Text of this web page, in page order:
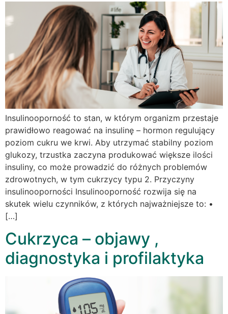
Insulinooporność to stan, w którym organizm przestaje
prawidłowo reagować na insulinę – hormon regulujący
poziom cukru we krwi. Aby utrzymać stabilny poziom
glukozy, trzustka zaczyna produkować większe ilości
insuliny, co może prowadzić do różnych problemów
zdrowotnych, w tym cukrzycy typu 2. Przyczyny
insulinooporności Insulinooporność rozwija się na
skutek wielu czynników, z których najważniejsze to: •
[…]
Cukrzyca – objawy ,
diagnostyka i profilaktyka